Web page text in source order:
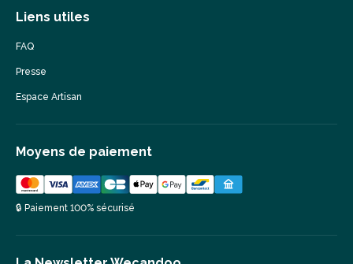
Liens utiles
FAQ
Presse
Espace Artisan
Moyens de paiement
🔒 Paiement 100% sécurisé